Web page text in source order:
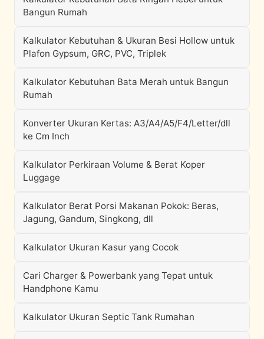
Bangun Rumah
Kalkulator Kebutuhan & Ukuran Besi Hollow untuk
Plafon Gypsum, GRC, PVC, Triplek
Kalkulator Kebutuhan Bata Merah untuk Bangun
Rumah
Konverter Ukuran Kertas: A3/A4/A5/F4/Letter/dll
ke Cm Inch
Kalkulator Perkiraan Volume & Berat Koper
Luggage
Kalkulator Berat Porsi Makanan Pokok: Beras,
Jagung, Gandum, Singkong, dll
Kalkulator Ukuran Kasur yang Cocok
Cari Charger & Powerbank yang Tepat untuk
Handphone Kamu
Kalkulator Ukuran Septic Tank Rumahan